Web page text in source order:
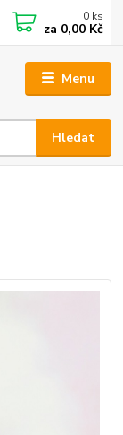
Menu
Hledat
0 ks
za 0,00 Kč